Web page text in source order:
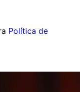
Política de